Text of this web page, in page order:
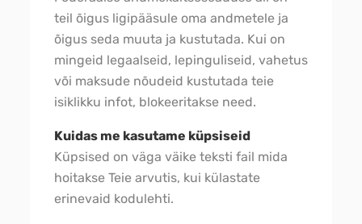
teil õigus ligipääsule oma andmetele ja
õigus seda muuta ja kustutada. Kui on
mingeid legaalseid, lepinguliseid, vahetus
või maksude nõudeid kustutada teie
isiklikku infot, blokeeritakse need.
Kuidas me kasutame küpsiseid
Küpsised on väga väike teksti fail mida
hoitakse Teie arvutis, kui külastate
erinevaid kodulehti.